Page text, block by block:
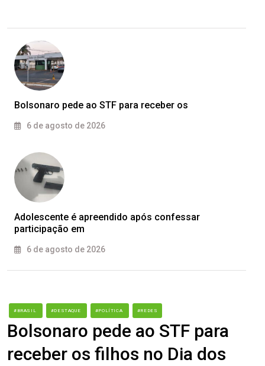
Bolsonaro pede ao STF para receber os
6 de agosto de 2026
Adolescente é apreendido após confessar
participação em
6 de agosto de 2026
#BRASIL #DESTAQUE #POLÍTICA #REDES
Bolsonaro pede ao STF para
receber os filhos no Dia dos